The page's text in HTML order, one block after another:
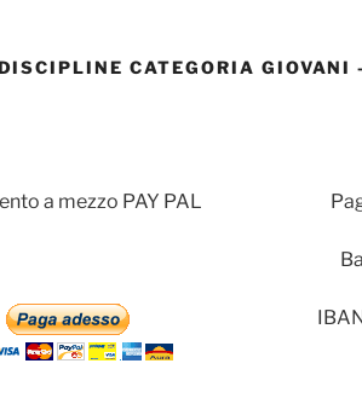
CATEGORIA GIOVANI
a mezzo PAY PAL